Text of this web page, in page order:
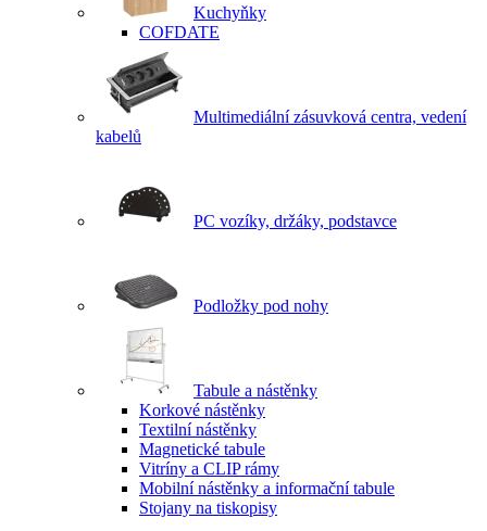
Kuchyňky
COFDATE
Multimediální zásuvková centra, vedení
kabelů
PC vozíky, držáky, podstavce
Podložky pod nohy
Tabule a nástěnky
Korkové nástěnky
Textilní nástěnky
Magnetické tabule
Vitríny a CLIP rámy
Mobilní nástěnky a informační tabule
Stojany na tiskopisy